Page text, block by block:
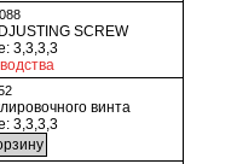
SCREW
3,3,3,3
винта
3,3,3,3